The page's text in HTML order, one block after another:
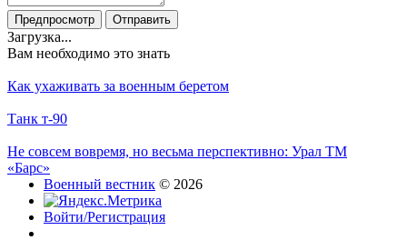
Загрузка...
Вам необходимо это знать
Как ухаживать за военным беретом
Танк т-90
Не совсем вовремя, но весьма перспективно: Урал ТМ
«Барс»
Военный вестник © 2026
Войти/Регистрация